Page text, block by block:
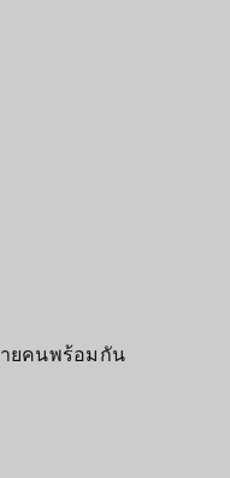
ยคนพร้อมกัน